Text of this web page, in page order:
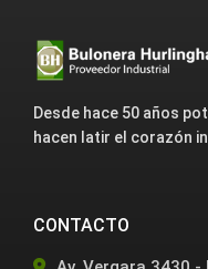
Desde hace 50 años
hacen latir el corazón
CONTACTO